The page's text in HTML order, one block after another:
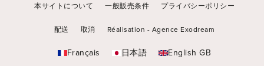
本サイトについて 一般販売条件 プライバシーポリシー
配送 取消 Réalisation - Agence Exodream
Français 日本語 English GB